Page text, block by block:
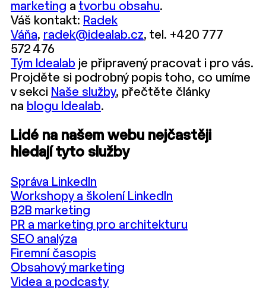
marketing a tvorbu obsahu.
Váš kontakt: Radek
Váňa, radek@idealab.cz, tel. +420 777
572 476
Tým Idealab je připravený pracovat i pro vás.
Projděte si podrobný popis toho, co umíme
v sekci Naše služby, přečtěte články
na blogu Idealab.
Lidé na našem webu nejčastěji
hledají tyto služby
Správa LinkedIn
Workshopy a školení LinkedIn
B2B marketing
PR a marketing pro architekturu
SEO analýza
Firemní časopis
Obsahový marketing
Videa a podcasty